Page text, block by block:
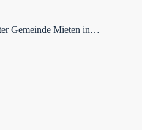
Gemeinde Mieten in…